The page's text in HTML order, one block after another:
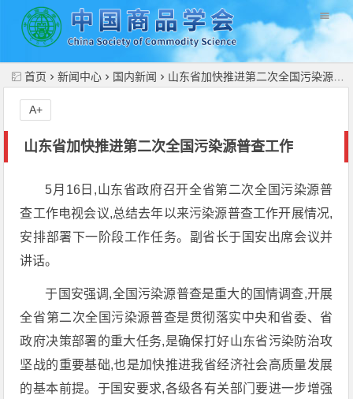
首页 新闻中心 国内新闻 山东省加快推进第二次全国污染源普查工作
山东省加快推进第二次全国污染源普查工作
A+
5月16日,山东省政府召开全省第二次全国污染源普
查工作电视会议,总结去年以来污染源普查工作开展情况,
安排部署下一阶段工作任务。副省长于国安出席会议并
讲话。
于国安强调,全国污染源普查是重大的国情调查,开展
全省第二次全国污染源普查是贯彻落实中央和省委、省
政府决策部署的重大任务,是确保打好山东省污染防治攻
坚战的重要基础,也是加快推进我省经济社会高质量发展
的基本前提。于国安要求,各级各有关部门要进一步增强